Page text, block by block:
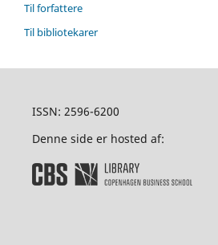
Til forfattere
Til bibliotekarer
ISSN: 2596-6200
Denne side er hosted af: